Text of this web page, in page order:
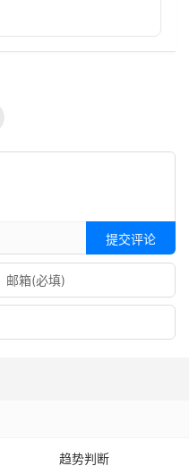
提交评论
趋势判断